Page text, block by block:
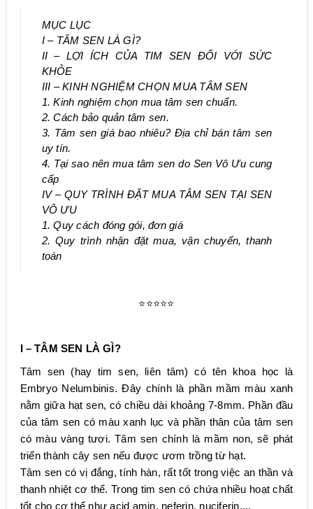
MỤC LỤC
I – TÂM SEN LÀ GÌ?
II – LỢI ÍCH CỦA TIM SEN ĐỐI VỚI SỨC
KHỎE
III – KINH NGHIỆM CHỌN MUA TÂM SEN
1. Kinh nghiệm chọn mua tâm sen chuẩn.
2. Cách bảo quản tâm sen.
3. Tâm sen giá bao nhiêu? Địa chỉ bán tâm sen
uy tín.
4. Tại sao nên mua tâm sen do Sen Vô Ưu cung
cấp
IV – QUY TRÌNH ĐẶT MUA TÂM SEN TẠI SEN
VÔ ƯU
1. Quy cách đóng gói, đơn giá
2. Quy trình nhận đặt mua, vận chuyển, thanh
toán
⭐⭐⭐⭐⭐
I – TÂM SEN LÀ GÌ?
Tâm sen (hay tim sen, liên tâm) có tên khoa học là
Embryo Nelumbinis. Đây chính là phần mầm màu xanh
nằm giữa hạt sen, có chiều dài khoảng 7-8mm. Phần đầu
của tâm sen có màu xanh lục và phần thân của tâm sen
có màu vàng tươi. Tâm sen chính là mầm non, sẽ phát
triển thành cây sen nếu được ươm trồng từ hạt.
Tâm sen có vị đắng, tính hàn, rất tốt trong việc an thần và
thanh nhiệt cơ thể. Trong tim sen có chứa nhiều hoạt chất
tốt cho cơ thể như acid amin, neferin, nuciferin,...